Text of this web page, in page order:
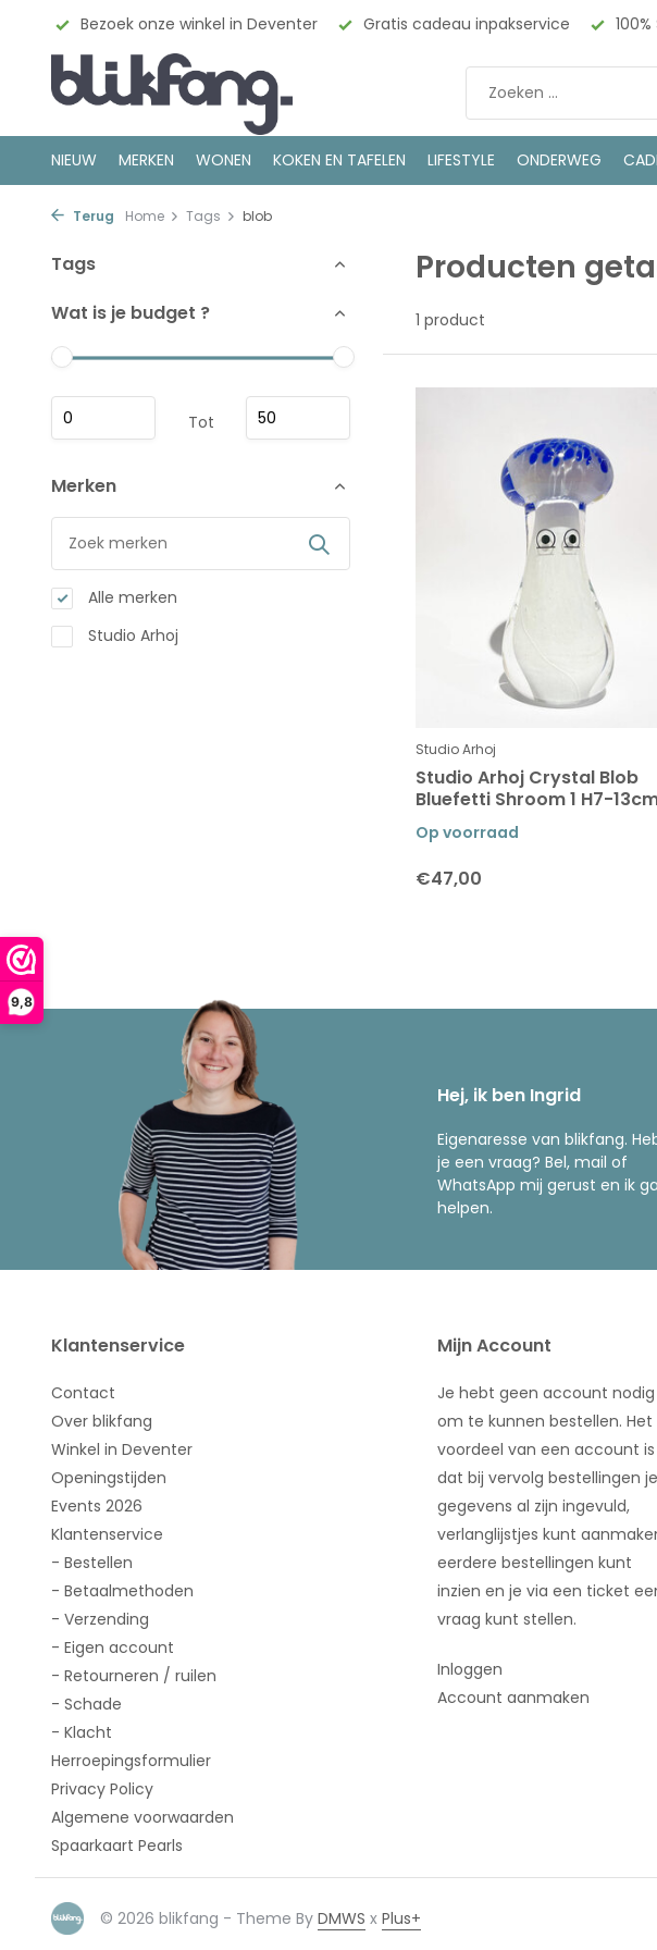
9,8
Bezoek onze winkel in Deventer Gratis cadeau inpakservice
NIEUW MERKEN WONEN KOKEN EN TAFELEN LIFESTYLE ONDERWEG
Terug Home Tags blob
Tags
Wat is je budget ?
Tot
Merken
Alle merken
Studio Arhoj
Producten
1 product
Studio Arhoj
Studio Arhoj Crystal Blob
Bluefetti Shroom 1 H7-
Op voorraad
€47,00
Hej, ik ben Ingrid
Eigenaresse van blikfang.
je een vraag? Bel, mail of
WhatsApp mij gerust en ik
helpen.
Klantenservice
Contact
Over blikfang
Winkel in Deventer
Openingstijden
Events 2026
Klantenservice
- Bestellen
- Betaalmethoden
- Verzending
- Eigen account
- Retourneren / ruilen
- Schade
- Klacht
Herroepingsformulier
Privacy Policy
Algemene voorwaarden
Spaarkaart Pearls
Mijn Account
Je hebt geen account nodig
om te kunnen bestellen. Het
voordeel van een account is
dat bij vervolg bestellingen je
gegevens al zijn ingevuld,
verlanglijstjes kunt
eerdere bestellingen kunt
inzien en je via een ticket
vraag kunt stellen.
Inloggen
Account aanmaken
© 2026 blikfang - Theme By DMWS x Plus+